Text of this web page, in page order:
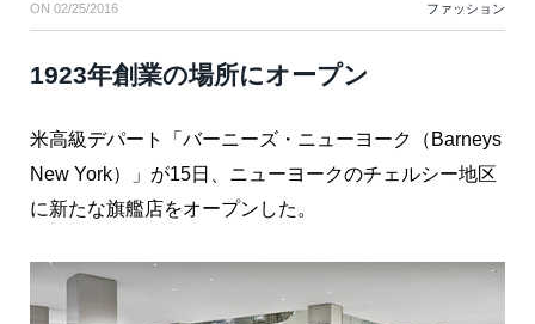
ON 02/25/2016 ファッション
1923年創業の場所にオープン
米高級デパート「バーニーズ・ニューヨーク（Barneys
New York）」が15日、ニューヨークのチェルシー地区
に新たな旗艦店をオープンした。